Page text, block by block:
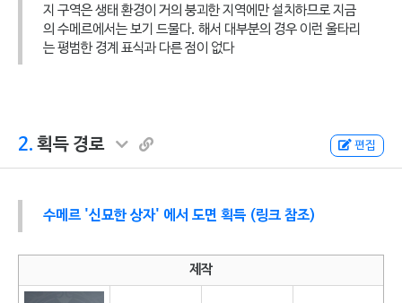
지 구역은 생태 환경이 거의 붕괴한 지역에만 설치하므로 지금
의 수메르에서는 보기 드물다. 해서 대부분의 경우 이런 울타리
는 평범한 경계 표식과 다른 점이 없다
2. 획득 경로 편집
수메르 '신묘한 상자' 에서 도면 획득 (링크 참조)
제작